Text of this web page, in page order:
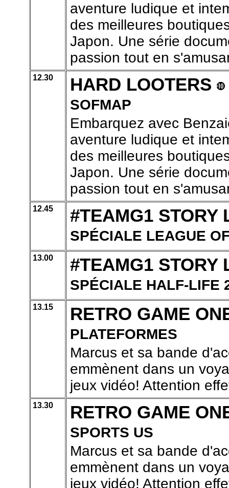
aventure ludique et
des meilleures
Japon. Une série
passion tout en
12.30 HARD LOOTERS
SOFMAP
Embarquez avec
aventure ludique et
des meilleures
Japon. Une série
passion tout en
12.45 #TEAMG1 STORY
SPÉCIALE LEAGUE
13.00 #TEAMG1 STORY
SPÉCIALE HALF-LIFE
13.15 RETRO GAME
PLATEFORMES
Marcus et sa bande
emmènent dans un
jeux vidéo! Attention
13.30 RETRO GAME
SPORTS US
Marcus et sa bande
emmènent dans un
jeux vidéo! Attention